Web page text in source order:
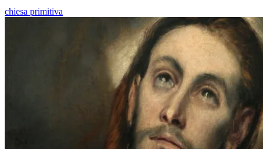
chiesa primitiva